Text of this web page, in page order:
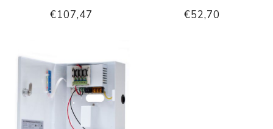
€107,47 €52,70